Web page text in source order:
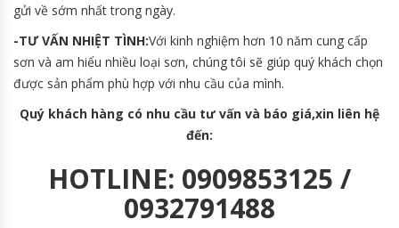
gửi về sớm nhất trong ngày.
-TƯ VẤN NHIỆT TÌNH:Với kinh nghiệm hơn 10 năm cung cấp
sơn và am hiểu nhiều loại sơn, chúng tôi sẽ giúp quý khách chọn
được sản phẩm phù hợp với nhu cầu của mình.
Quý khách hàng có nhu cầu tư vấn và báo giá,xin liên hệ
đến:
HOTLINE: 0909853125 /
0932791488